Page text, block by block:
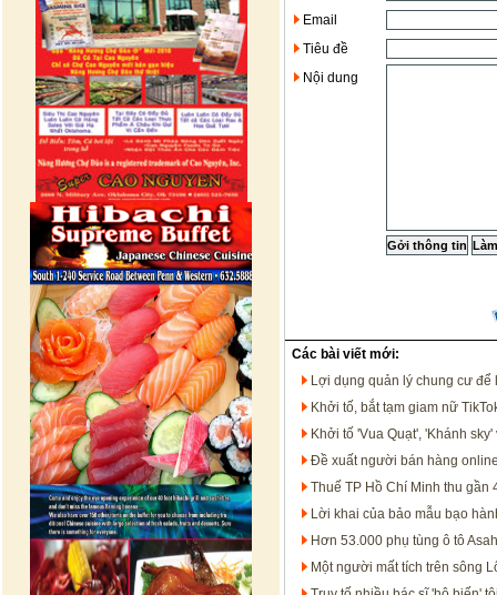
Email
Tiêu đề
Nội dung
Các bài viết mới:
Lợi dụng quản lý chung cư
Khởi tố, bắt tạm giam nữ
Khởi tố 'Vua Quạt', 'Khánh
Đề xuất người bán hàng
Thuế TP Hồ Chí Minh thu gần
Lời khai của bảo mẫu bạo
Hơn 53.000 phụ tùng ô tô
Một người mất tích trên sông